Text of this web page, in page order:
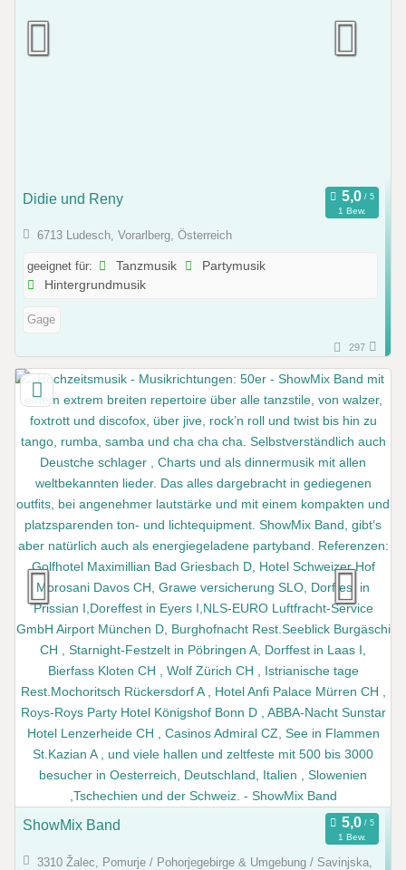
Didie und Reny
1 Bew.
6713 Ludesch, Vorarlberg, Österreich
geeignet für: Tanzmusik
Partymusik
Hintergrundmusik
Gage
297
ShowMix Band
1 Bew.
3310 Žalec, Pomurje / Pohorjegebirge & Umgebung / Savinjska,